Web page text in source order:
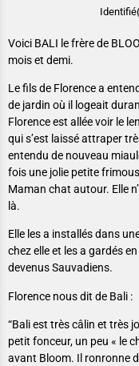
Voici BALI le frère de
mois et demi.
Le fils de Florence a
de jardin où il logeait
Florence est allée voir le
qui s’est laissé attraper
entendu de nouveau
fois une jolie petite
Maman chat autour. Elle
là.
Elle les a installés dans
chez elle et les a gardés
devenus Sauvadiens.
Florence nous dit de Bali :
“Bali est très câlin et très
petit fonceur, un peu « le
avant Bloom. Il ronronne